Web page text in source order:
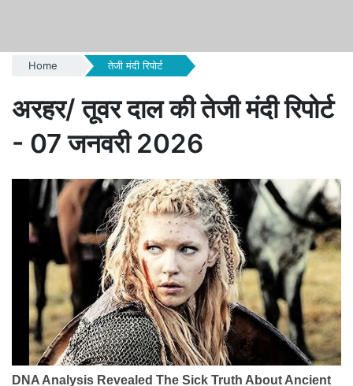
Home तेजी मंदी रिपोर्ट
अरहर/ तूवर दाल की तेजी मंदी रिपोर्ट
- 07 जनवरी 2026